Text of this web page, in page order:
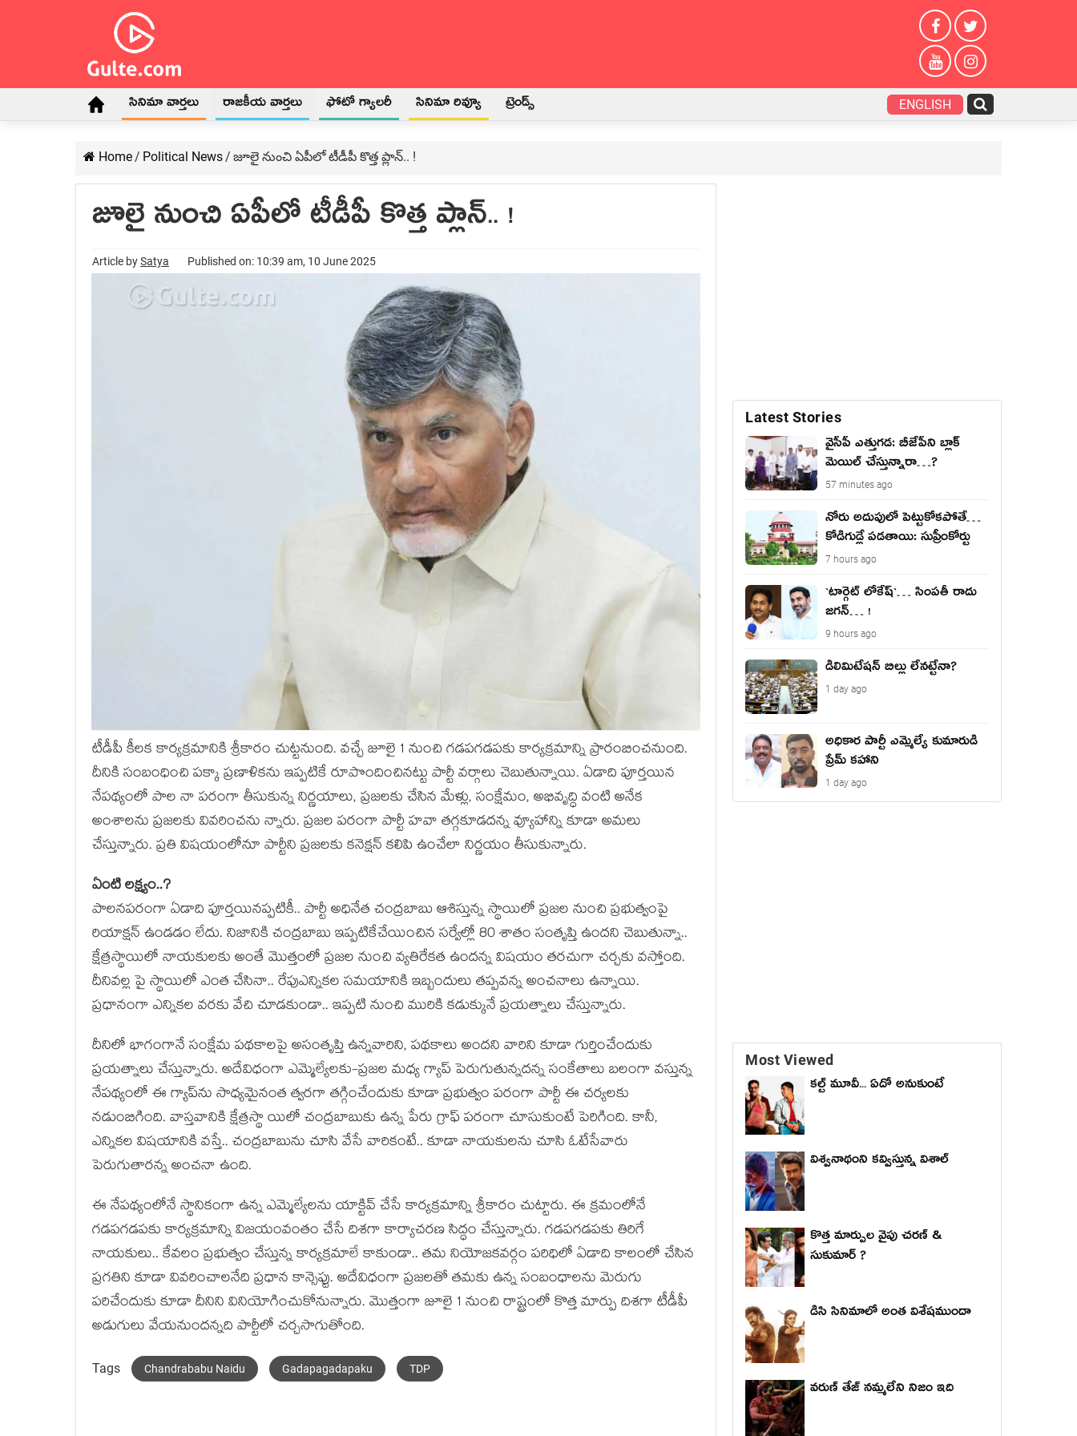
సినిమా వార్తలు రాజకీయ వార్తలు ఫోటో గ్యాలరీ సినిమా రివ్యూ ట్రెండ్స్ ENGLISH
Home/ Political News/ జూలై నుంచి ఏపీలో టీడీపీ కొత్త ప్లాన్‌.. !
జూలై నుంచి ఏపీలో టీడీపీ కొత్త ప్లాన్‌.. !
Article bySatya Published on: 10:39 am, 10 June 2025
టీడీపీ కీల‌క కార్య‌క్ర‌మానికి శ్రీకారం చుట్ట‌నుంది. వ‌చ్చే జూలై 1 నుంచి గ‌డ‌ప‌గ‌డ‌ప‌కు కార్య‌క్ర‌మాన్ని ప్రారంబించ‌నుంది.
దీనికి సంబంధించి ప‌క్కా ప్రణాళిక‌ను ఇప్ప‌టికే రూపొందించిన‌ట్టు పార్టీ వ‌ర్గాలు చెబుతున్నాయి. ఏడాది పూర్త‌యిన
నేప‌థ్యంలో పాల నా పరంగా తీసుకున్న నిర్ణ‌యాలు, ప్ర‌జ‌ల‌కు చేసిన మేళ్లు, సంక్షేమం, అభివృద్ధి వంటి అనేక
అంశాల‌ను ప్ర‌జ‌ల‌కు వివ‌రించ‌ను న్నారు. ప్ర‌జ‌ల ప‌రంగా పార్టీ హ‌వా త‌గ్గ‌కూడ‌ద‌న్న వ్యూహాన్ని కూడా అమ‌లు
చేస్తున్నారు. ప్ర‌తి విష‌యంలోనూ పార్టీని ప్ర‌జ‌ల‌కు క‌నెక్ష‌న్ క‌లిపి ఉంచేలా నిర్ణ‌యం తీసుకున్నారు.
ఏంటి ల‌క్ష్యం..?
పాల‌న‌ప‌రంగా ఏడాది పూర్త‌యినప్ప‌టికీ.. పార్టీ అధినేత చంద్ర‌బాబు ఆశిస్తున్న స్థాయిలో ప్ర‌జ‌ల నుంచి ప్ర‌భుత్వంపై
రియాక్ష‌న్ ఉండ‌డం లేదు. నిజానికి చంద్ర‌బాబు ఇప్ప‌టికేచేయించిన స‌ర్వేల్లో 80 శాతం సంతృప్తి ఉంద‌ని చెబుతున్నా..
క్షేత్ర‌స్థాయిలో నాయకుల‌కు అంతే మొత్తంలో ప్ర‌జ‌ల నుంచి వ్య‌తిరేక‌త ఉంద‌న్న విష‌యం త‌ర‌చుగా చ‌ర్చ‌కు వ‌స్తోంది.
దీనివ‌ల్ల పై స్థాయిలో ఎంత చేసినా.. రేపుఎన్నిక‌ల స‌మ‌యానికి ఇబ్బందులు త‌ప్ప‌వ‌న్న అంచ‌నాలు ఉన్నాయి.
ప్ర‌ధానంగా ఎన్నిక‌ల వ‌ర‌కు వేచి చూడ‌కుండా.. ఇప్ప‌టి నుంచి మురికి క‌డుక్కునే ప్ర‌య‌త్నాలు చేస్తున్నారు.
దీనిలో భాగంగానే సంక్షేమ ప‌థ‌కాల‌పై అసంతృప్తి ఉన్న‌వారిని, ప‌థ‌కాలు అంద‌ని వారిని కూడా గుర్తించేందుకు
ప్ర‌య‌త్నాలు చేస్తున్నారు. అదేవిధంగా ఎమ్మెల్యేల‌కు-ప్ర‌జ‌ల మ‌ధ్య గ్యాప్ పెరుగుతున్న‌ద‌న్న సంకేతాలు బలంగా వ‌స్తున్న
నేప‌థ్యంలో ఈ గ్యాప్‌ను సాధ్య‌మైనంత త్వ‌ర‌గా త‌గ్గించేందుకు కూడా ప్ర‌భుత్వం ప‌రంగా పార్టీ ఈ చ‌ర్య‌ల‌కు
న‌డుంబిగింది. వాస్త‌వానికి క్షేత్ర‌స్థా యిలో చంద్ర‌బాబుకు ఉన్న పేరు గ్రాఫ్ ప‌రంగా చూసుకుంటే పెరిగింది. కానీ,
ఎన్నిక‌ల విష‌యానికి వ‌స్తే.. చంద్ర‌బాబును చూసి వేసే వారికంటే.. కూడా నాయ‌కుల‌ను చూసి ఓటేసేవారు
పెరుగుతార‌న్న అంచ‌నా ఉంది.
ఈ నేప‌థ్యంలోనే స్థానికంగా ఉన్న ఎమ్మెల్యేల‌ను యాక్టివ్ చేసే కార్య‌క్ర‌మాన్ని శ్రీకారం చుట్టారు. ఈ క్ర‌మంలోనే
గ‌డ‌ప‌గ‌డ‌ప‌కు కార్య‌క్ర‌మాన్ని విజ‌యంవంతం చేసే దిశ‌గా కార్యాచ‌ర‌ణ సిద్ధం చేస్తున్నారు. గ‌డ‌ప‌గ‌డ‌ప‌కు తిరిగే
నాయ‌కులు.. కేవ‌లం ప్ర‌భుత్వం చేస్తున్న కార్య‌క్ర‌మాలే కాకుండా.. త‌మ నియోజ‌క‌వ‌ర్గం ప‌రిధిలో ఏడాది కాలంలో చేసిన
ప్ర‌గ‌తిని కూడా వివ‌రించాల‌నేది ప్ర‌ధాన కాన్సెప్టు. అదేవిధంగా ప్ర‌జ‌ల‌తో త‌మ‌కు ఉన్న సంబంధాల‌ను మెరుగు
ప‌రిచేందుకు కూడా దీనిని వినియోగించుకోనున్నారు. మొత్తంగా జూలై 1 నుంచి రాష్ట్రంలో కొత్త మార్పు దిశ‌గా టీడీపీ
అడుగులు వేయ‌నుంద‌న్న‌ది పార్టీలో చ‌ర్చ‌సాగుతోంది.
Tags Chandrababu Naidu Gadapagadapaku TDP
Latest Stories
వైసీపీ ఎత్తుగ‌డ‌: బీజేపీని బ్లాక్
మెయిల్ చేస్తున్నారా…?
57 minutes ago
నోరు అదుపులో పెట్టుకోక‌పోతే…
కోడిగుడ్లే ప‌డ‌తాయి: సుప్రీంకోర్టు
7 hours ago
`టార్గెట్ లోకేష్‌`… సింప‌తీ రాదు
జ‌గ‌న్‌… !
9 hours ago
డీలిమిటేషన్ బిల్లు లేన‌ట్టేనా?
1 day ago
అధికార పార్టీ ఎమ్మెల్యే కుమారుడి
ప్రేమ్ కహాని
1 day ago
Most Viewed
కల్ట్ మూవీ... ఏదో అనుకుంటే
విశ్వనాథంని కవ్విస్తున్న విశాల్
కొత్త మార్పుల వైపు చరణ్ &
సుకుమార్ ?
డిసి సినిమాలో అంత విశేషముందా
వరుణ్ తేజ్ నమ్మలేని నిజం ఇది